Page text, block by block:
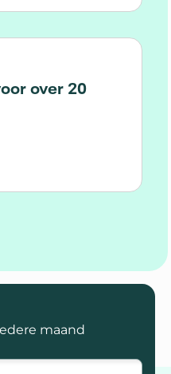
controle en grip
over 20
voor over 20
maand